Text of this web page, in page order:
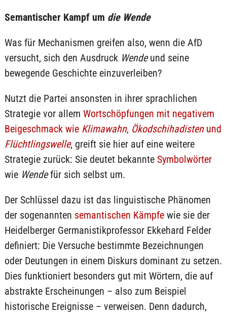
Semantischer Kampf um die Wende
Was für Mechanismen greifen also, wenn die AfD
versucht, sich den Ausdruck Wendeund seine
bewegende Geschichte einzuverleiben?
Nutzt die Partei ansonsten in ihrer sprachlichen
Strategie vor allem Wortschöpfungen mit negativem
Beigeschmack wie Klimawahn, Ökodschihadisten und
Flüchtlingswelle, greift sie hier auf eine weitere
Strategie zurück: Sie deutet bekannte Symbolwörter
wie Wendefür sich selbst um.
Der Schlüssel dazu ist das linguistische Phänomen
der sogenannten semantischen Kämpfewie sie der
Heidelberger Germanistikprofessor Ekkehard Felder
definiert: Die Versuche bestimmte Bezeichnungen
oder Deutungen in einem Diskurs dominant zu setzen.
Dies funktioniert besonders gut mit Wörtern, die auf
abstrakte Erscheinungen – also zum Beispiel
historische Ereignisse – verweisen. Denn dadurch,